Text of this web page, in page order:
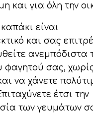
και για όλη την
είναι
και σας
ανεμπόδιστα
φαγητού σας,
να χάνετε
έτσι την
των γευμάτων